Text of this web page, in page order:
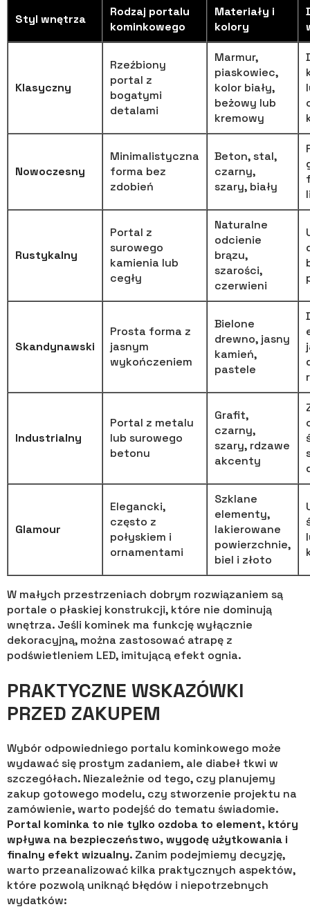
Styl wnętrza
Rodzaj portalu
kominkowego
Materiały i
kolory
Klasyczny
Rzeźbiony
portal z
bogatymi
detalami
Marmur,
piaskowiec,
kolor biały,
beżowy lub
kremowy
Nowoczesny
Minimalistyczna
forma bez
zdobień
Beton, stal,
czarny,
szary, biały
Rustykalny
Portal z
surowego
kamienia lub
cegły
Naturalne
odcienie
brązu,
szarości,
czerwieni
Skandynawski
Prosta forma z
jasnym
wykończeniem
Bielone
drewno, jasny
kamień,
pastele
Industrialny
Portal z metalu
lub surowego
betonu
Grafit,
czarny,
szary, rdzawe
akcenty
Glamour
Elegancki,
często z
połyskiem i
ornamentami
Szklane
elementy,
lakierowane
powierzchnie,
biel i złoto
W małych przestrzeniach dobrym rozwiązaniem są
portale o płaskiej konstrukcji, które nie dominują
wnętrza. Jeśli kominek ma funkcję wyłącznie
dekoracyjną, można zastosować atrapę z
podświetleniem LED, imitującą efekt ognia.
PRAKTYCZNE WSKAZÓWKI
PRZED ZAKUPEM
Wybór odpowiedniego portalu kominkowego może
wydawać się prostym zadaniem, ale diabeł tkwi w
szczegółach. Niezależnie od tego, czy planujemy
zakup gotowego modelu, czy stworzenie projektu na
zamówienie, warto podejść do tematu świadomie.
Portal kominka to nie tylko ozdoba to element, który
wpływa na bezpieczeństwo, wygodę użytkowania i
finalny efekt wizualny. Zanim podejmiemy decyzję,
warto przeanalizować kilka praktycznych aspektów,
które pozwolą uniknąć błędów i niepotrzebnych
wydatków: